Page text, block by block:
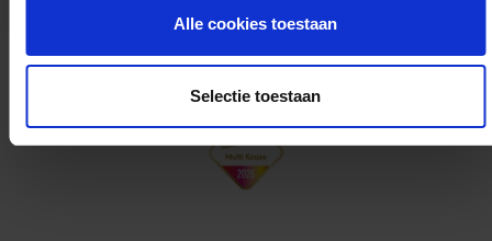
Alle cookies toestaan
Selectie toestaan